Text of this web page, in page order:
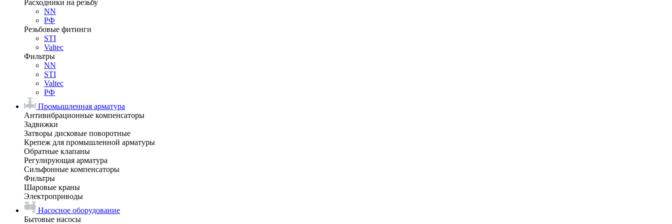
Расходники на резьбу
NN
РФ
Резьбовые фитинги
STI
Valtec
Фильтры
NN
STI
Valtec
РФ
Промышленная арматура
Антивибрационные компенсаторы
Задвижки
Затворы дисковые поворотные
Крепеж для промышленной арматуры
Обратные клапаны
Регулирующая арматура
Сильфонные компенсаторы
Фильтры
Шаровые краны
Электроприводы
Насосное оборудование
Бытовые насосы